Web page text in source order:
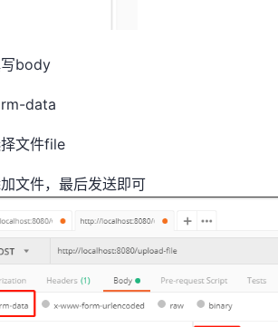
body
data
文件file
文件，最后发送即可